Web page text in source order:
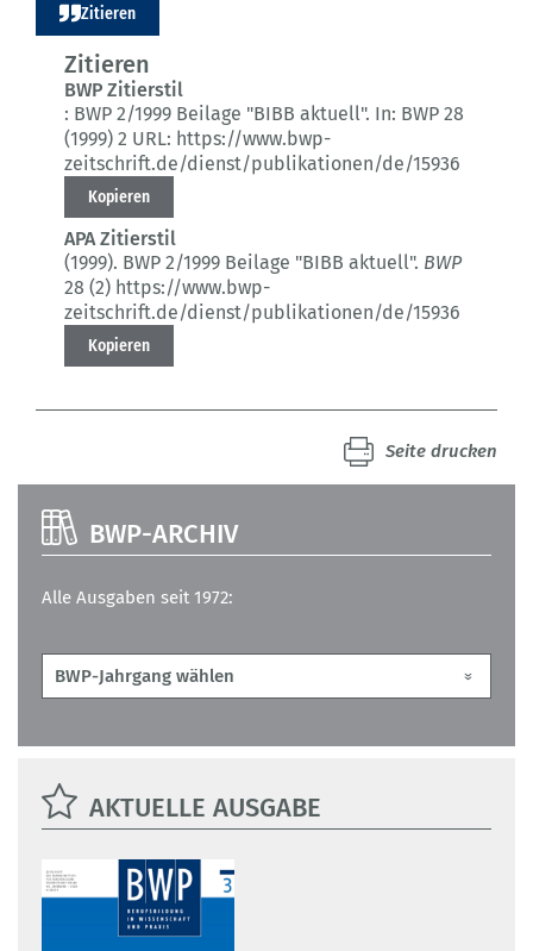
Zitieren
Zitieren
BWP Zitierstil
: BWP 2/1999 Beilage "BIBB aktuell". In: BWP 28
(1999) 2 URL: https://www.bwp-
zeitschrift.de/dienst/publikationen/de/15936
Kopieren
APA Zitierstil
(1999). BWP 2/1999 Beilage "BIBB aktuell". BWP
28 (2) https://www.bwp-
zeitschrift.de/dienst/publikationen/de/15936
Kopieren
Seite drucken
BWP-ARCHIV
Alle Ausgaben seit 1972:
AKTUELLE AUSGABE